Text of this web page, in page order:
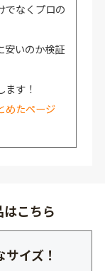
でなくプロの
安いのか検証
す！
めたページ
こちら
イズ！